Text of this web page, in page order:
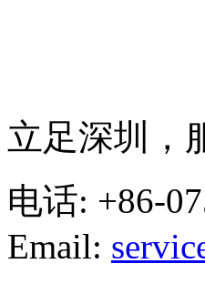
立足深圳，
电话: +86-
Email: